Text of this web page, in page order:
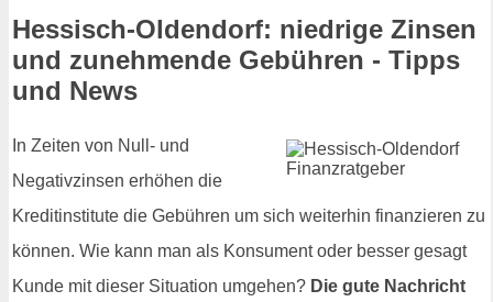
Hessisch-Oldendorf: niedrige Zinsen
und zunehmende Gebühren - Tipps
und News
In Zeiten von Null- und
Negativzinsen erhöhen die
Kreditinstitute die Gebühren um sich weiterhin finanzieren zu
können. Wie kann man als Konsument oder besser gesagt
Kunde mit dieser Situation umgehen? Die gute Nachricht